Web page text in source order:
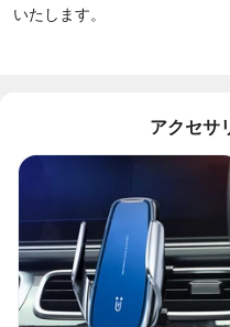
いたします。
アクセサ